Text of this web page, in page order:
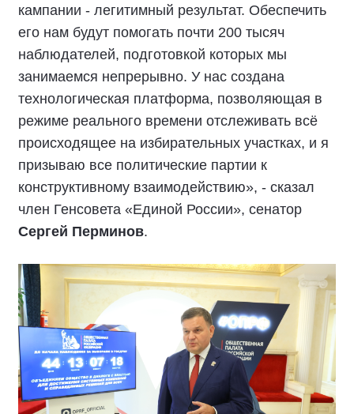
кампании - легитимный результат. Обеспечить
его нам будут помогать почти 200 тысяч
наблюдателей, подготовкой которых мы
занимаемся непрерывно. У нас создана
технологическая платформа, позволяющая в
режиме реального времени отслеживать всё
происходящее на избирательных участках, и я
призываю все политические партии к
конструктивному взаимодействию», - сказал
член Генсовета «Единой России», сенатор
Сергей Перминов.